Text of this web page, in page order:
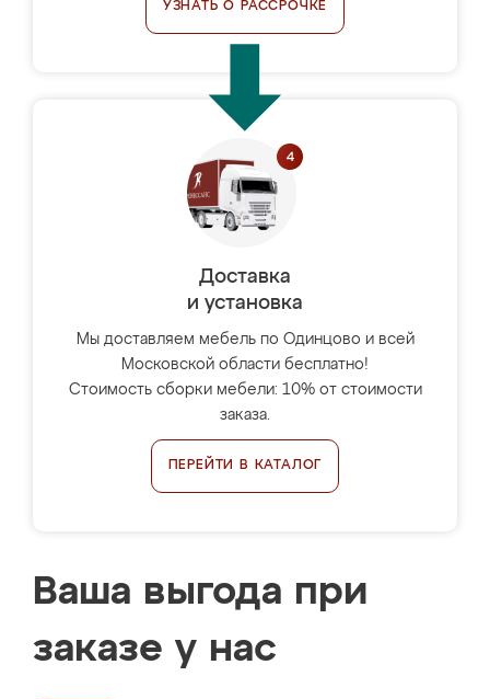
УЗНАТЬ О РАССРОЧКЕ
Доставка
и установка
Мы доставляем мебель по Одинцово и всей
Московской области бесплатно!
Стоимость сборки мебели: 10% от стоимости
заказа.
ПЕРЕЙТИ В КАТАЛОГ
Ваша выгода при
заказе у нас